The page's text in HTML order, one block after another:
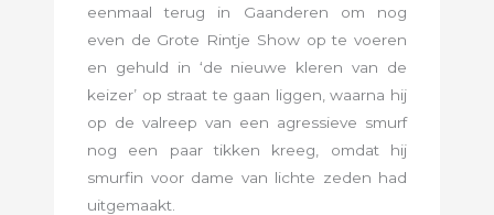
eenmaal terug in Gaanderen om nog
even de Grote Rintje Show op te voeren
en gehuld in ‘de nieuwe kleren van de
keizer’ op straat te gaan liggen, waarna hij
op de valreep van een agressieve smurf
nog een paar tikken kreeg, omdat hij
smurfin voor dame van lichte zeden had
uitgemaakt.